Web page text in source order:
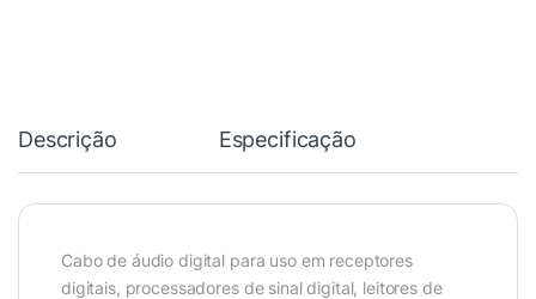
Descrição Especificação
Cabo de áudio digital para uso em receptores
digitais, processadores de sinal digital, leitores de